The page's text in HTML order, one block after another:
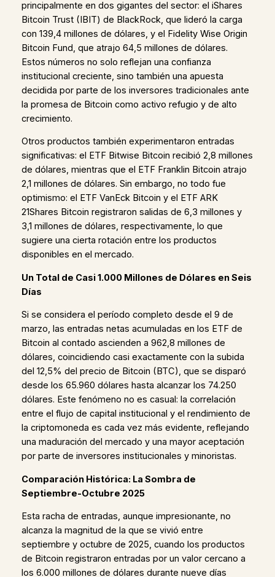
principalmente en dos gigantes del sector: el iShares
Bitcoin Trust (IBIT) de BlackRock, que lideró la carga
con 139,4 millones de dólares, y el Fidelity Wise Origin
Bitcoin Fund, que atrajo 64,5 millones de dólares.
Estos números no solo reflejan una confianza
institucional creciente, sino también una apuesta
decidida por parte de los inversores tradicionales ante
la promesa de Bitcoin como activo refugio y de alto
crecimiento.
Otros productos también experimentaron entradas
significativas: el ETF Bitwise Bitcoin recibió 2,8 millones
de dólares, mientras que el ETF Franklin Bitcoin atrajo
2,1 millones de dólares. Sin embargo, no todo fue
optimismo: el ETF VanEck Bitcoin y el ETF ARK
21Shares Bitcoin registraron salidas de 6,3 millones y
3,1 millones de dólares, respectivamente, lo que
sugiere una cierta rotación entre los productos
disponibles en el mercado.
Un Total de Casi 1.000 Millones de Dólares en Seis
Días
Si se considera el período completo desde el 9 de
marzo, las entradas netas acumuladas en los ETF de
Bitcoin al contado ascienden a 962,8 millones de
dólares, coincidiendo casi exactamente con la subida
del 12,5% del precio de Bitcoin (BTC), que se disparó
desde los 65.960 dólares hasta alcanzar los 74.250
dólares. Este fenómeno no es casual: la correlación
entre el flujo de capital institucional y el rendimiento de
la criptomoneda es cada vez más evidente, reflejando
una maduración del mercado y una mayor aceptación
por parte de inversores institucionales y minoristas.
Comparación Histórica: La Sombra de
Septiembre-Octubre 2025
Esta racha de entradas, aunque impresionante, no
alcanza la magnitud de la que se vivió entre
septiembre y octubre de 2025, cuando los productos
de Bitcoin registraron entradas por un valor cercano a
los 6.000 millones de dólares durante nueve días